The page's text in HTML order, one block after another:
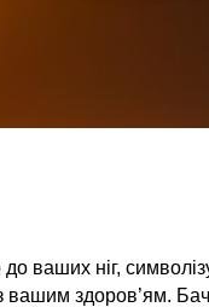
ваших ніг,
здоров’ям.